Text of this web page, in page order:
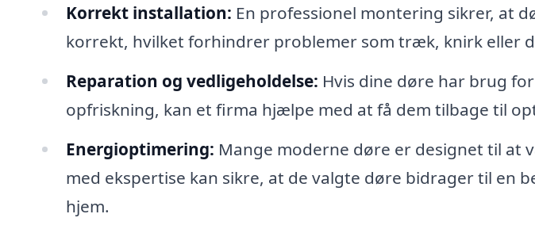
Korrekt installation: En professionel montering sikrer, at
korrekt, hvilket forhindrer problemer som træk, knirk eller
Reparation og vedligeholdelse: Hvis dine døre har brug
opfriskning, kan et firma hjælpe med at få dem tilbage til
Energioptimering: Mange moderne døre er designet til at
med ekspertise kan sikre, at de valgte døre bidrager til en
hjem.